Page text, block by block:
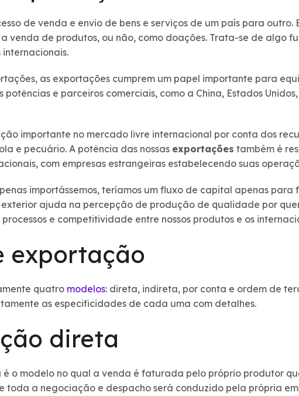
de venda e envio de bens e serviços de um país para
a venda de produtos, ou não, como doações. Trata-se de algo
as exportações cumprem um papel importante para
potências e parceiros comerciais, como a China, Estados
importante no mercado livre internacional por conta dos
e pecuário. A potência das nossas exportações também é
com empresas estrangeiras estabelecendo suas
importássemos, teríamos um fluxo de capital apenas para
ajuda na percepção de produção de qualidade por
e competitividade entre nossos produtos e os
exportação
quatro modelos: direta, indireta, por conta e ordem de
as especificidades de cada uma com detalhes.
direta
o modelo no qual a venda é faturada pelo próprio produtor
toda a negociação e despacho será conduzido pela própria